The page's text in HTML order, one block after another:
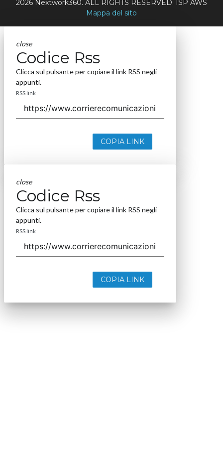
2026 Nextwork360. ALL RIGHTS RESERVED. ISP AWS
Mappa del sito
close
Codice Rss
Clicca sul pulsante per copiare il link RSS negli
appunti.
RSS link
COPIA LINK
close
Codice Rss
Clicca sul pulsante per copiare il link RSS negli
appunti.
RSS link
COPIA LINK